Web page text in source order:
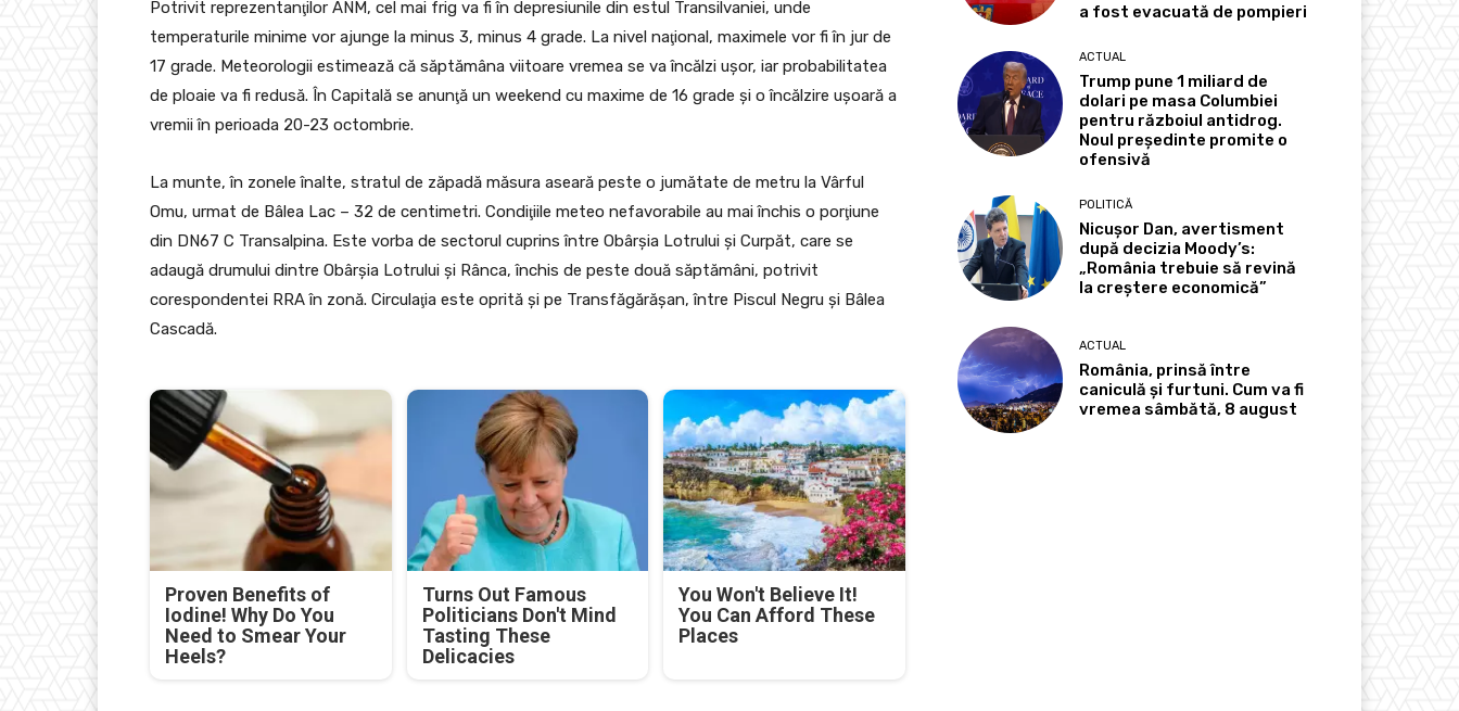
Potrivit reprezentanţilor ANM, cel mai frig va fi în depresiunile din estul Transilvaniei, unde
temperaturile minime vor ajunge la minus 3, minus 4 grade. La nivel naţional, maximele vor fi în jur de
17 grade. Meteorologii estimează că săptămâna viitoare vremea se va încălzi uşor, iar probabilitatea
de ploaie va fi redusă. În Capitală se anunţă un weekend cu maxime de 16 grade şi o încălzire uşoară a
vremii în perioada 20-23 octombrie.
La munte, în zonele înalte, stratul de zăpadă măsura aseară peste o jumătate de metru la Vârful
Omu, urmat de Bâlea Lac – 32 de centimetri. Condiţiile meteo nefavorabile au mai închis o porţiune
din DN67 C Transalpina. Este vorba de sectorul cuprins între Obârşia Lotrului şi Curpăt, care se
adaugă drumului dintre Obârşia Lotrului şi Rânca, închis de peste două săptămâni, potrivit
corespondentei RRA în zonă. Circulaţia este oprită şi pe Transfăgărăşan, între Piscul Negru şi Bâlea
Cascadă.
Proven Benefits of
Iodine! Why Do You
Need to Smear Your
Heels?
Turns Out Famous
Politicians Don't Mind
Tasting These
Delicacies
You Won't Believe It!
You Can Afford These
Places
a fost evacuată de pompieri
ACTUAL
Trump pune 1 miliard de
dolari pe masa Columbiei
pentru războiul antidrog.
Noul președinte promite o
ofensivă
POLITICĂ
Nicușor Dan, avertisment
după decizia Moody’s:
„România trebuie să revină
la creștere economică”
ACTUAL
România, prinsă între
caniculă și furtuni. Cum va fi
vremea sâmbătă, 8 august